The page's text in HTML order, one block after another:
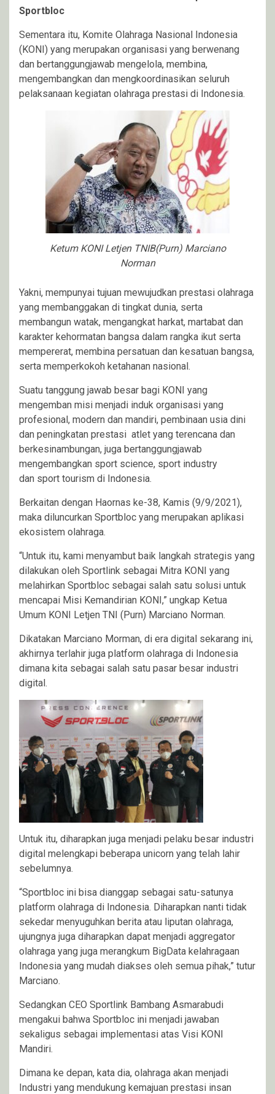
Sportbloc
Sementara itu, Komite Olahraga Nasional Indonesia
(KONI) yang merupakan organisasi yang berwenang
dan bertanggungjawab mengelola, membina,
mengembangkan dan mengkoordinasikan seluruh
pelaksanaan kegiatan olahraga prestasi di Indonesia.
Ketum KONI Letjen TNIB(Purn) Marciano
Norman
Yakni, mempunyai tujuan mewujudkan prestasi olahraga
yang membanggakan di tingkat dunia, serta
membangun watak, mengangkat harkat, martabat dan
karakter kehormatan bangsa dalam rangka ikut serta
mempererat, membina persatuan dan kesatuan bangsa,
serta memperkokoh ketahanan nasional.
Suatu tanggung jawab besar bagi KONI yang
mengemban misi menjadi induk organisasi yang
profesional, modern dan mandiri, pembinaan usia dini
dan peningkatan prestasi atlet yang terencana dan
berkesinambungan, juga bertanggungjawab
mengembangkan sport science, sport industry
dan sport tourism di Indonesia.
Berkaitan dengan Haornas ke-38, Kamis (9/9/2021),
maka diluncurkan Sportbloc yang merupakan aplikasi
ekosistem olahraga.
“Untuk itu, kami menyambut baik langkah strategis yang
dilakukan oleh Sportlink sebagai Mitra KONI yang
melahirkan Sportbloc sebagai salah satu solusi untuk
mencapai Misi Kemandirian KONI,” ungkap Ketua
Umum KONI Letjen TNI (Purn) Marciano Norman.
Dikatakan Marciano Morman, di era digital sekarang ini,
akhirnya terlahir juga platform olahraga di Indonesia
dimana kita sebagai salah satu pasar besar industri
digital.
Untuk itu, diharapkan juga menjadi pelaku besar industri
digital melengkapi beberapa unicorn yang telah lahir
sebelumnya.
“Sportbloc ini bisa dianggap sebagai satu-satunya
platform olahraga di Indonesia. Diharapkan nanti tidak
sekedar menyuguhkan berita atau liputan olahraga,
ujungnya juga diharapkan dapat menjadi aggregator
olahraga yang juga merangkum BigData kelahragaan
Indonesia yang mudah diakses oleh semua pihak,” tutur
Marciano.
Sedangkan CEO Sportlink Bambang Asmarabudi
mengakui bahwa Sportbloc ini menjadi jawaban
sekaligus sebagai implementasi atas Visi KONI
Mandiri.
Dimana ke depan, kata dia, olahraga akan menjadi
Industri yang mendukung kemajuan prestasi insan